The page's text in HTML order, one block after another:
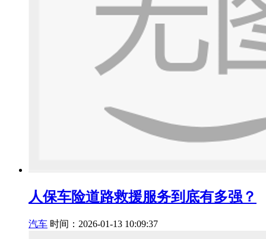
人保车险道路救援服务到底有多强？
汽车 时间：2026-01-13 10:09:37